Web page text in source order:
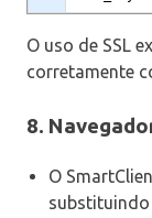
O uso de SSL
corretamente
8.
O
substituindo